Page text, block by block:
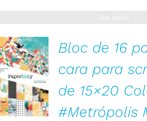
DETALLES
Bloc de 16
cara para
de 15×20
#Metrópolis